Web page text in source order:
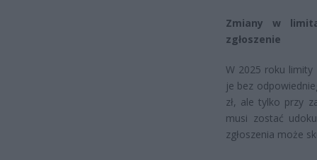
Zmiany w
zgłoszenie
W 2025 roku limity
je bez
zł, ale tylko przy
musi zostać
zgłoszenia może